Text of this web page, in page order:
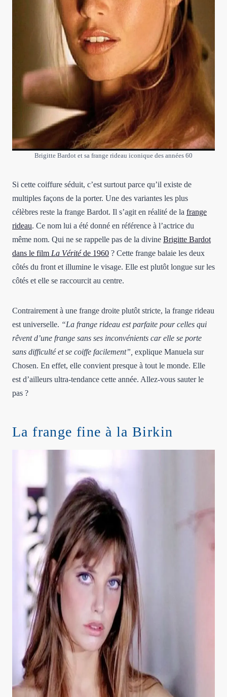
Brigitte Bardot et sa frange rideau iconique des années 60
Si cette coiffure séduit, c’est surtout parce qu’il existe de
multiples façons de la porter. Une des variantes les plus
célèbres reste la frange Bardot. Il s’agit en réalité de la frange
rideau. Ce nom lui a été donné en référence à l’actrice du
même nom. Qui ne se rappelle pas de la divine Brigitte Bardot
dans le film La Véritéde 1960 ? Cette frange balaie les deux
côtés du front et illumine le visage. Elle est plutôt longue sur les
côtés et elle se raccourcit au centre.
Contrairement à une frange droite plutôt stricte, la frange rideau
est universelle. “La frange rideau est parfaite pour celles qui
rêvent d’une frange sans ses inconvénients car elle se porte
sans difficulté et se coiffe facilement”, explique Manuela sur
Chosen. En effet, elle convient presque à tout le monde. Elle
est d’ailleurs ultra-tendance cette année. Allez-vous sauter le
pas ?
La frange fine à la Birkin